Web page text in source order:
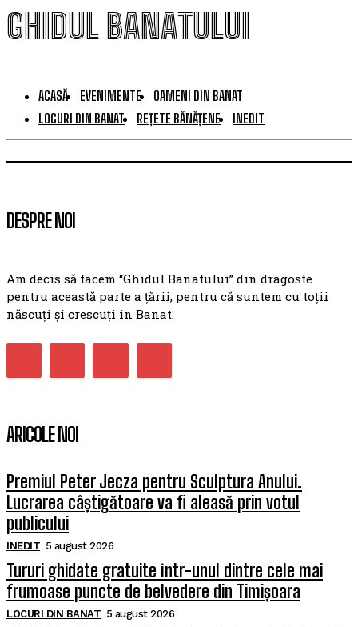
GHIDUL BANATULUI
ACASĂ EVENIMENTE
OAMENI DIN BANAT
LOCURI DIN BANAT
REȚETE BĂNĂȚENE INEDIT
DESPRE NOI
Am decis să facem “Ghidul Banatului” din dragoste
pentru această parte a țării, pentru că suntem cu toții
născuți și crescuți în Banat.
ARICOLE NOI
Premiul Peter Jecza pentru Sculptura Anului.
Lucrarea câștigătoare va fi aleasă prin votul
publicului
INEDIT 5 august 2026
Tururi ghidate gratuite într-unul dintre cele mai
frumoase puncte de belvedere din Timișoara
LOCURI DIN BANAT 5 august 2026